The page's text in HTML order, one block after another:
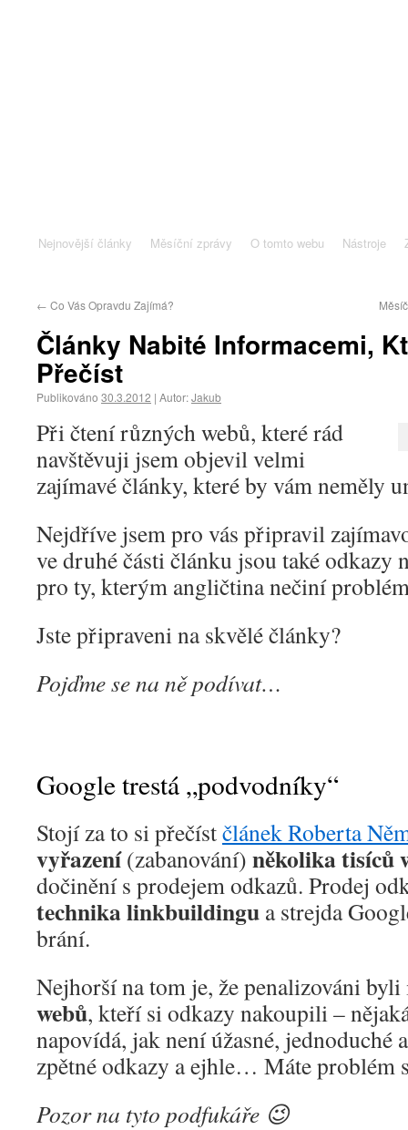
Nejnovější články Měsíční zprávy O tomto webu Nástroje
← Co Vás Opravdu Zajímá?
Články Nabité Informacemi,
Přečíst
Publikováno 30.3.2012 | Autor:Jakub
Při čtení různých webů, které rád
navštěvuji jsem objevil velmi
zajímavé články, které by vám neměly
Nejdříve jsem pro vás připravil
ve druhé části článku jsou také odkazy
pro ty, kterým angličtina nečiní
Jste připraveni na skvělé články?
Pojďme se na ně podívat…
Google trestá „podvodníky“
Stojí za to si přečístčlánek Roberta
vyřazení(zabanování) několika tisíců
dočinění s prodejem odkazů. Prodej
technika linkbuildingu a strejda
brání.
Nejhorší na tom je, že penalizováni byli
webů, kteří si odkazy nakoupili –
napovídá, jak není úžasné, jednoduché
zpětné odkazy a ejhle… Máte problém
Pozor na tyto podfukáře 😉